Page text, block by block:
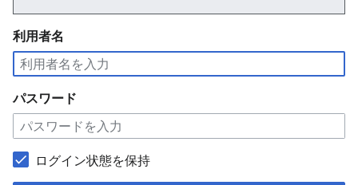
利用者名
パスワード
ログイン状態を保持